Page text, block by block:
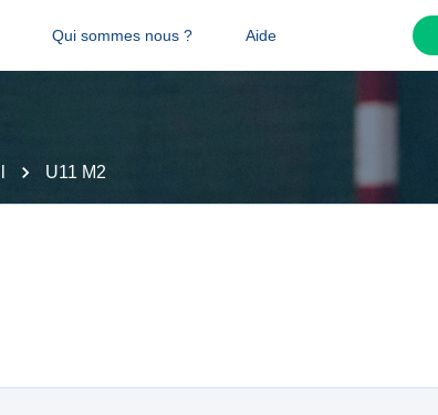
Qui sommes nous ? Aide
U11 M2